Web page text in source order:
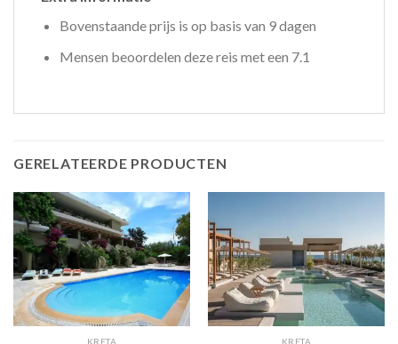
Bovenstaande prijs is op basis van 9 dagen
Mensen beoordelen deze reis met een 7.1
GERELATEERDE PRODUCTEN
KRETA KRETA